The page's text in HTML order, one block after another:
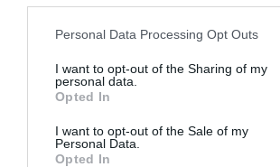
Please note that this website/app uses one
not limited to your visit or usage behaviour.
grant or deny consent to Google and its
use your data for below specified purposes
consent section.
Personal Data Processing Opt Outs
I want to opt-out of the Sharing of my
personal data.
Opted In
I want to opt-out of the Sale of my
Personal Data.
Opted In